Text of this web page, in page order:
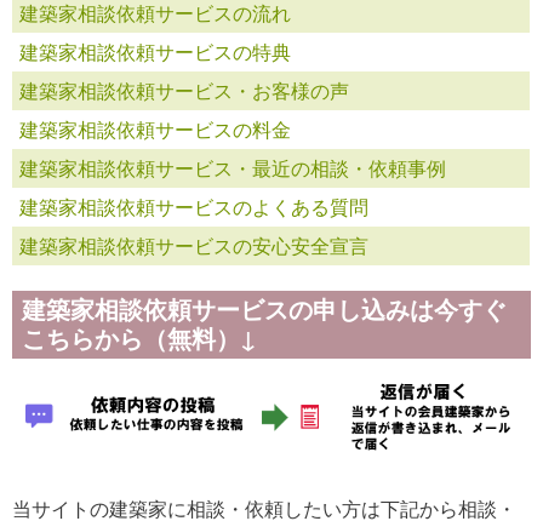
建築家相談依頼サービスの流れ
建築家相談依頼サービスの特典
建築家相談依頼サービス・お客様の声
建築家相談依頼サービスの料金
建築家相談依頼サービス・最近の相談・依頼事例
建築家相談依頼サービスのよくある質問
建築家相談依頼サービスの安心安全宣言
建築家相談依頼サービスの申し込みは今すぐ
こちらから（無料）↓
当サイトの建築家に相談・依頼したい方は下記から相談・